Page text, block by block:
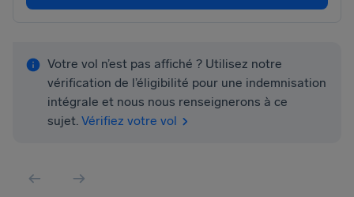
Votre vol n’est pas affiché ? Utilisez notre
vérification de l’éligibilité pour une indemnisation
intégrale et nous nous renseignerons à ce
sujet. Vérifiez votre vol